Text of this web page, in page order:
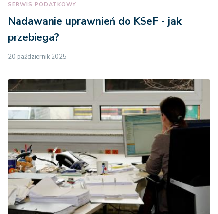
SERWIS PODATKOWY
Nadawanie uprawnień do KSeF - jak
przebiega?
20 październik 2025